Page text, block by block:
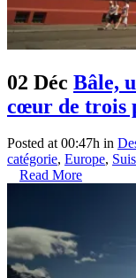
02 Déc Bâle,
cœur de trois
Posted at 00:47h in
catégorie, Europe,
Read More